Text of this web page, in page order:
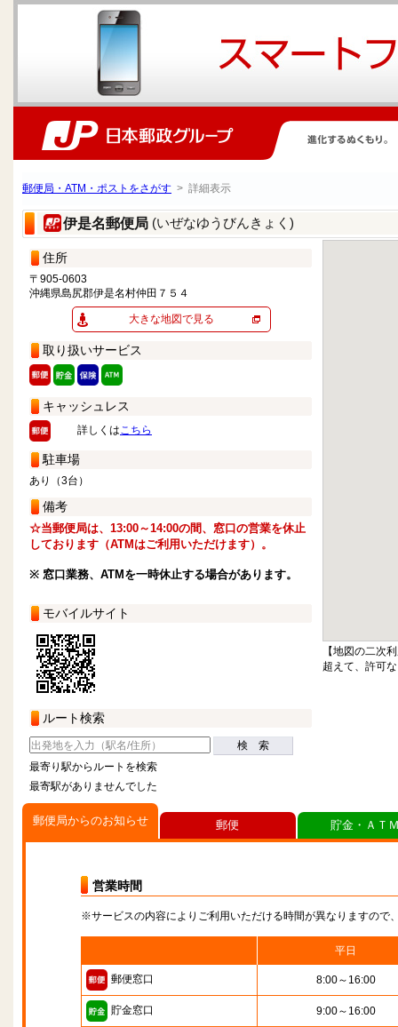
郵便局・ATM・ポストをさがす > 詳細表示
伊是名郵便局 (いぜなゆうびんきょく)
住所
〒905-0603
沖縄県島尻郡伊是名村仲田７５４
大きな地図で見る
取り扱いサービス
キャッシュレス
詳しくはこちら
駐車場
あり（3台）
備考
☆当郵便局は、13:00～14:00の間、窓口の営業を休止
しております（ATMはご利用いただけます）。
※ 窓口業務、ATMを一時休止する場合があります。
モバイルサイト
ルート検索
検 索
最寄り駅からルートを検索
最寄駅がありませんでした
【地図の二次
超えて、許可
郵便局からのお知らせ
営業時間
※サービスの内容によりご利用いただける時間が異なりますので
平日
郵便窓口 8:00～16:00
貯金窓口 9:00～16:00
郵便 貯金・ＡＴ